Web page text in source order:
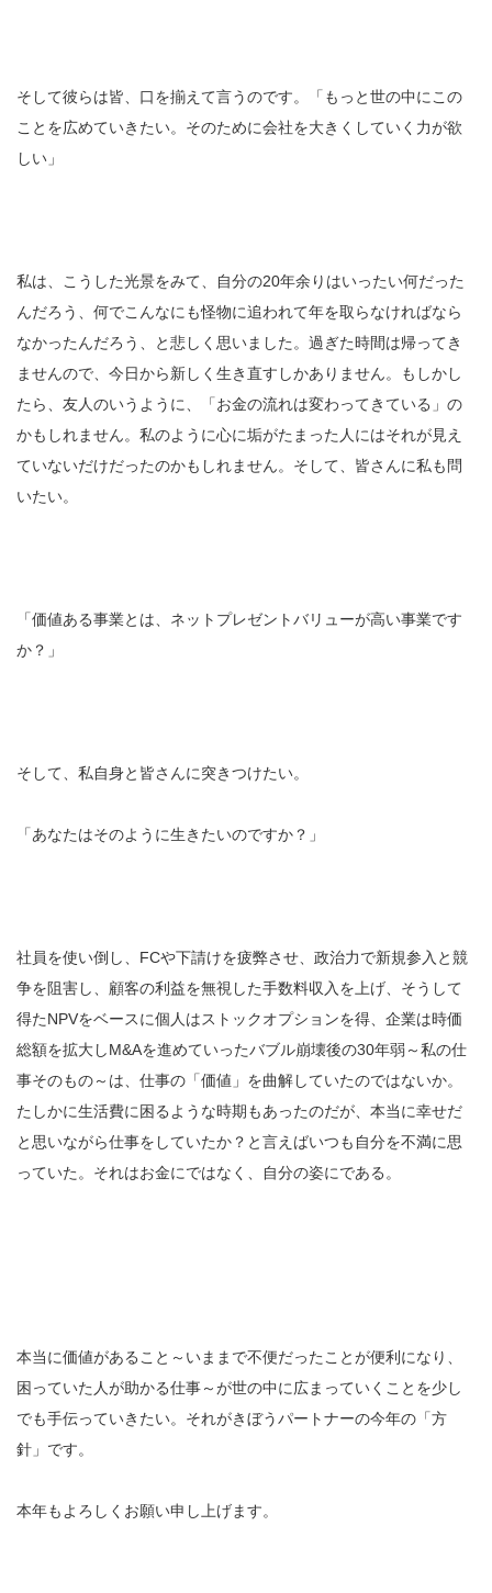
そして彼らは皆、口を揃えて言うのです。「もっと世の中にこの
ことを広めていきたい。そのために会社を大きくしていく力が欲
しい」
私は、こうした光景をみて、自分の20年余りはいったい何だった
んだろう、何でこんなにも怪物に追われて年を取らなければなら
なかったんだろう、と悲しく思いました。過ぎた時間は帰ってき
ませんので、今日から新しく生き直すしかありません。もしかし
たら、友人のいうように、「お金の流れは変わってきている」の
かもしれません。私のように心に垢がたまった人にはそれが見え
ていないだけだったのかもしれません。そして、皆さんに私も問
いたい。
「価値ある事業とは、ネットプレゼントバリューが高い事業です
か？」
そして、私自身と皆さんに突きつけたい。
「あなたはそのように生きたいのですか？」
社員を使い倒し、FCや下請けを疲弊させ、政治力で新規参入と競
争を阻害し、顧客の利益を無視した手数料収入を上げ、そうして
得たNPVをベースに個人はストックオプションを得、企業は時価
総額を拡大しM&Aを進めていったバブル崩壊後の30年弱～私の仕
事そのもの～は、仕事の「価値」を曲解していたのではないか。
たしかに生活費に困るような時期もあったのだが、本当に幸せだ
と思いながら仕事をしていたか？と言えばいつも自分を不満に思
っていた。それはお金にではなく、自分の姿にである。
本当に価値があること～いままで不便だったことが便利になり、
困っていた人が助かる仕事～が世の中に広まっていくことを少し
でも手伝っていきたい。それがきぼうパートナーの今年の「方
針」です。
本年もよろしくお願い申し上げます。